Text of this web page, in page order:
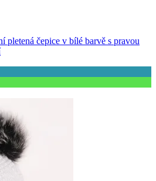
pletená čepice v bílé barvě s pravou